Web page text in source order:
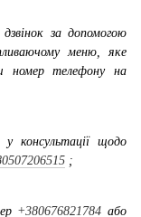
за допомогою
меню, яке
номер телефону на
консультації щодо
;
+380676821784 або